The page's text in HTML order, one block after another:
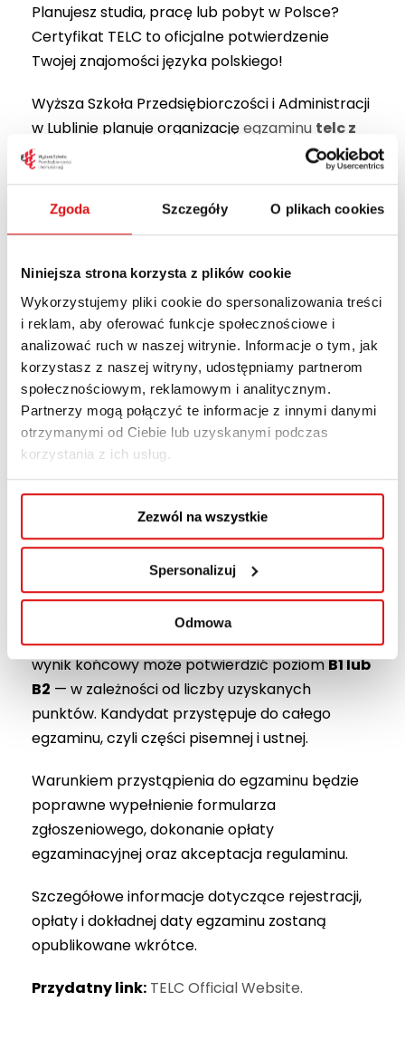
Zgoda Szczegóły O plikach cookies
Niniejsza strona korzysta z plików cookie
Wykorzystujemy pliki cookie do spersonalizowania treści
i reklam, aby oferować funkcje społecznościowe i
analizować ruch w naszej witrynie. Informacje o tym, jak
korzystasz z naszej witryny, udostępniamy partnerom
społecznościowym, reklamowym i analitycznym.
Partnerzy mogą połączyć te informacje z innymi danymi
otrzymanymi od Ciebie lub uzyskanymi podczas
korzystania z ich usług.
Zezwól na wszystkie
Spersonalizuj
Odmowa
Planujesz studia, pracę lub pobyt w Polsce?
Certyfikat TELC to oficjalne potwierdzenie
Twojej znajomości języka polskiego!
Wyższa Szkoła Przedsiębiorczości i Administracji
w Lublinie planuje organizacjęegzaminu telc z
języka polskiego na poziomie dualnym B1–
B2w terminie
Link do zapisów: https://telc.wspa.pl/
oraz obywateli polskich mieszkających na stałe
za granicą, którzy chcą uzyskać oficjalny
certyfikat potwierdzający znajomość języka
polskiego. Dokument może być przydatny m.in.
przy ubieganiu się o pobyt rezydenta
długoterminowego UE.
Egzamin składa się z dwóch części:
orazustnej. Część pisemna trwa około 115
minut i obejmuje rozumienie ze słuchu,
rozumienie tekstu pisanego, elementy języka
oraz wypowiedź pisemną. Część ustna odbywa
się zazwyczaj w parach i jest prowadzona przez
licencjonowanych egzaminatorów telc.
Egzamin ma charakterdualny, co oznacza, że
wynik końcowy może potwierdzić poziomB1 lub
B2 — w zależności od liczby uzyskanych
punktów. Kandydat przystępuje do całego
egzaminu, czyli części pisemnej i ustnej.
Warunkiem przystąpienia do egzaminu będzie
poprawne wypełnienie formularza
zgłoszeniowego, dokonanie opłaty
egzaminacyjnej oraz akceptacja regulaminu.
Szczegółowe informacje dotyczące rejestracji,
opłaty i dokładnej daty egzaminu zostaną
opublikowane wkrótce.
Przydatny link: TELC Official Website.